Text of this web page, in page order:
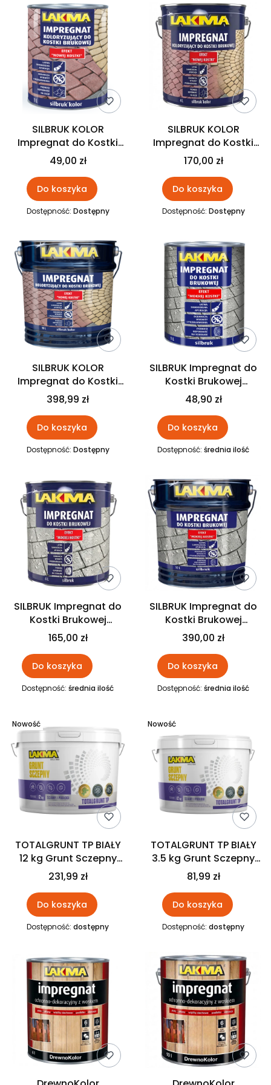
SILBRUK KOLOR
Impregnat do Kostki
Brukowej 1L LAKMA
49,00 zł
Do koszyka
Dostępność: Dostępny
SILBRUK KOLOR
Impregnat do Kostki
Brukowej 4L LAKMA
170,00 zł
Do koszyka
Dostępność: Dostępny
SILBRUK KOLOR
Impregnat do Kostki
Brukowej 10L LAKMA
398,99 zł
Do koszyka
Dostępność: Dostępny
SILBRUK Impregnat do
Kostki Brukowej
BEZBARWNY 1L Lakma
48,90 zł
Do koszyka
Dostępność: średnia ilość
SILBRUK Impregnat do
Kostki Brukowej
BEZBARWNY 4L Lakma
165,00 zł
Do koszyka
Dostępność: średnia ilość
SILBRUK Impregnat do
Kostki Brukowej
BEZBARWNY 10L Lakma
390,00 zł
Do koszyka
Dostępność: średnia ilość
Nowość
TOTALGRUNT TP BIAŁY
12 kg Grunt Sczepny
Lakma
231,99 zł
Do koszyka
Dostępność: dostępny
Nowość
TOTALGRUNT TP BIAŁY
3.5 kg Grunt Sczepny
Lakma
81,99 zł
Do koszyka
Dostępność: dostępny